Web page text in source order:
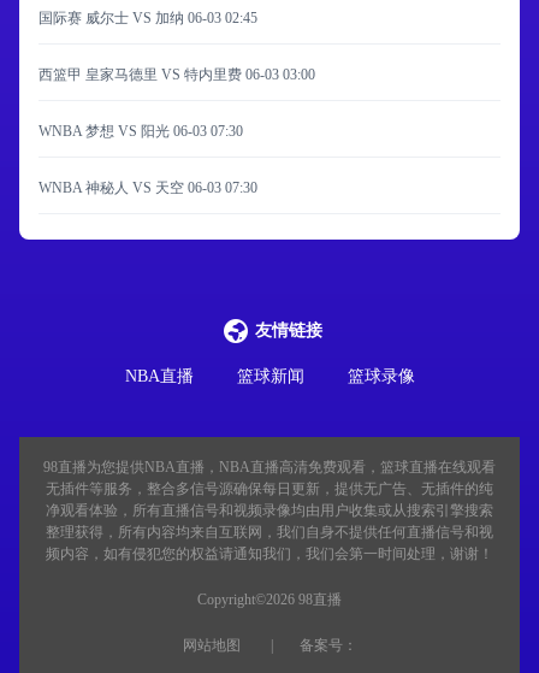
国际赛 威尔士 VS 加纳 06-03 02:45
西篮甲 皇家马德里 VS 特内里费 06-03 03:00
WNBA 梦想 VS 阳光 06-03 07:30
WNBA 神秘人 VS 天空 06-03 07:30
友情链接
NBA直播 篮球新闻 篮球录像
98直播为您提供NBA直播，NBA直播高清免费观看，篮球直播在线观看
无插件等服务，整合多信号源确保每日更新，提供无广告、无插件的纯
净观看体验，所有直播信号和视频录像均由用户收集或从搜索引擎搜索
整理获得，所有内容均来自互联网，我们自身不提供任何直播信号和视
频内容，如有侵犯您的权益请通知我们，我们会第一时间处理，谢谢！
Copyright©2026 98直播
网站地图 备案号：